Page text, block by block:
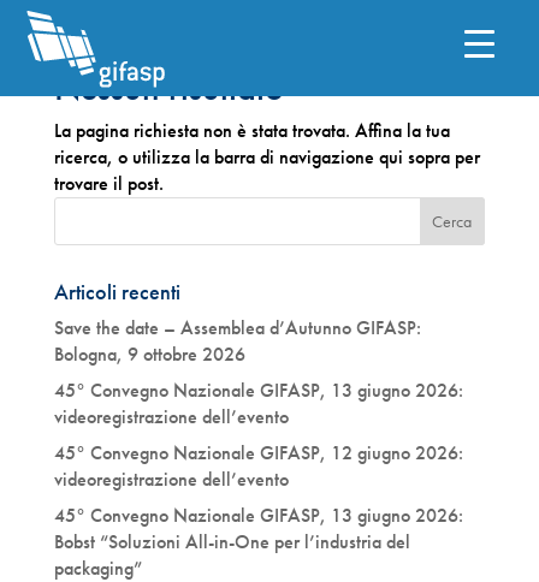
Nessun risultato
La pagina richiesta non è stata trovata. Affina la tua
ricerca, o utilizza la barra di navigazione qui sopra per
trovare il post.
Articoli recenti
Save the date – Assemblea d’Autunno GIFASP:
Bologna, 9 ottobre 2026
45° Convegno Nazionale GIFASP, 13 giugno 2026:
videoregistrazione dell’evento
45° Convegno Nazionale GIFASP, 12 giugno 2026:
videoregistrazione dell’evento
45° Convegno Nazionale GIFASP, 13 giugno 2026:
Bobst “Soluzioni All-in-One per l’industria del
packaging”